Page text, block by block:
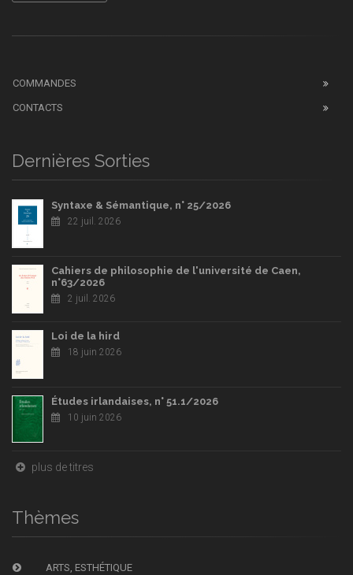
COMMANDES
CONTACTS
Dernières Sorties
Syntaxe & Sémantique, n° 25/2026
22 juil. 2026
Cahiers de philosophie de l'université de Caen,
n°63/2026
2 juil. 2026
Loi de la hird
18 juin 2026
Études irlandaises, n° 51.1/2026
10 juin 2026
plus de titres
Thèmes
ARTS, ESTHÉTIQUE